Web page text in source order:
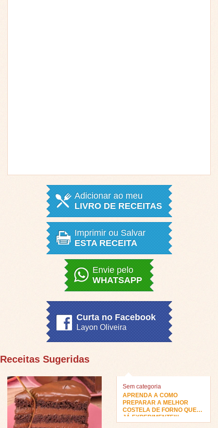
Adicionar ao meu
LIVRO DE RECEITAS
Imprimir ou Salvar
ESTA RECEITA
Envie pelo
WHATSAPP
Curta no Facebook
Layon Oliveira
Receitas Sugeridas
Sem categoria
APRENDA A COMO
PREPARAR A MELHOR
COSTELA DE FORNO QUE
JÁ EXPERIMENTEI!!